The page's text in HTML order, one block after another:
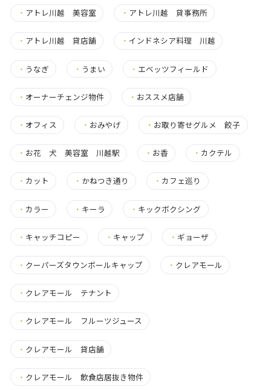
・ アトレ川越 美容室 ・ アトレ川越 貸事務所
・ アトレ川越 貸店舗 ・ インドネシア料理 川越
・ うなぎ ・ うまい ・ エベッツフィールド
・ オーナーチェンジ物件 ・ おススメ店舗
・ オフィス ・ おみやげ ・ お取り寄せグルメ 餃子
・ お花 犬 美容室 川越駅 ・ お香 ・ カクテル
・ カット ・ かねつき通り ・ カフェ巡り
・ カラー ・ キーラ ・ キックボクシング
・ キャッチコピー ・ キャップ ・ ギョーザ
・ クーパーズタウンボールキャップ ・ クレアモール
・ クレアモール テナント
・ クレアモール フルーツジュース
・ クレアモール 貸店舗
・ クレアモール 飲食店居抜き物件